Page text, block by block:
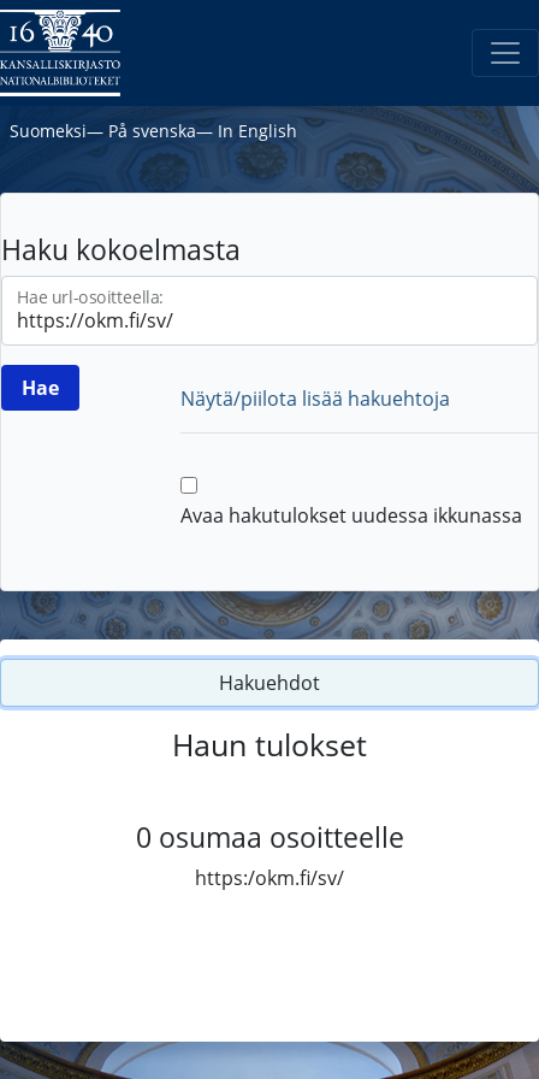
Suomeksi― På svenska― In English
Haku kokoelmasta
Hae url-osoitteella:
Näytä/piilota lisää hakuehtoja
Avaa hakutulokset uudessa ikkunassa
Hakuehdot
Haun tulokset
0 osumaa osoitteelle
https:/okm.fi/sv/